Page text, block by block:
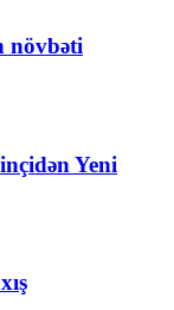
növbəti
Yeni